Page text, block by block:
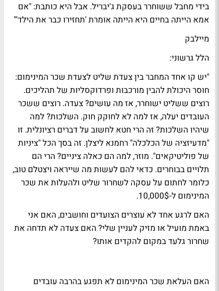
בידי מחבל ששוחרר בעסקת ג'יבריל. אבל היא כותבת: "אם
אמא הייתה בחיים היא הייתה אומרת 'תחזירו כבר את הילד'"
מיילבק
הלל גרשוני:
"יש קו אחד המחבר בין צעדת שליט לצעדת שכר המינימום:
חוסר היכולת להבין מורכבות ופרדוקסליות של תהליכים.
רוצים ששליט ישוחרר, אז מה עושים? צעדה. רוצים ששכר
העובדים יעלה, אז למה לא לחוקק חוק. השלכות? למה
שיהיו השלכות? זה הרי חטא לחשוב על דברים רציונלית. זו
"מדעיזציה של הכלכלה" רחמנא ליצלן. זה בסך הכל "ציניות
של פוליטיקאים". מוזר, למה הם כאלה ציניים? הרי הם
תלויים בבוחרים. כדאי להם לעשות מה שייראה ויצטלם טוב,
כלומר לחתום על עסקה לשחרור שליט ולהעלות את שכר
המינימום ל-10,000$.
האם לרגע אחד לא עוצרים הצועדים וחושבים, האם אני
באמת מועיל או מזיק לעניין שלי? האם צעדה לא תדחה את
שחרור גלעד במקום להקדים אותו?
האם העלאת שכר המינימום לא תפגע בהרבה עובדים